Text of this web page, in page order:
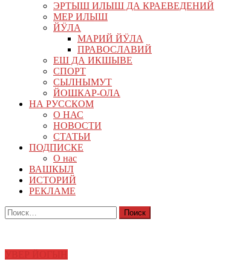
ЭРТЫШ ИЛЫШ ДА КРАЕВЕДЕНИЙ
МЕР ИЛЫШ
ЙӰЛА
МАРИЙ ЙӰЛА
ПРАВОСЛАВИЙ
ЕШ ДА ИКШЫВЕ
СПОРТ
СЫЛНЫМУТ
ЙОШКАР-ОЛА
НА РУССКОМ
О НАС
НОВОСТИ
СТАТЬИ
ПОДПИСКЕ
О нас
ВАШКЫЛ
ИСТОРИЙ
РЕКЛАМЕ
Найти: